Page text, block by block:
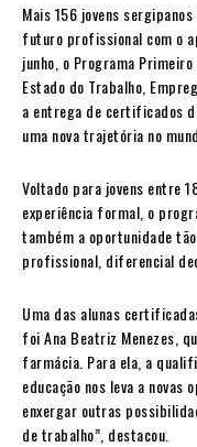
Mais 156 jovens
futuro profissional com o
junho, o Programa
Estado do Trabalho,
a entrega de certificados
uma nova trajetória no
Voltado para jovens entre
experiência formal, o
também a oportunidade
profissional, diferencial
Uma das alunas
foi Ana Beatriz Menezes,
farmácia. Para ela, a
educação nos leva a
enxergar outras
de trabalho”, destacou.